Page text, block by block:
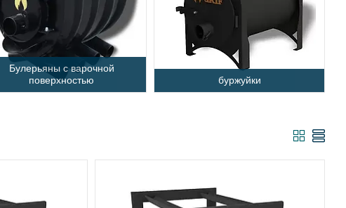
Булерьяны с варочной
поверхностью
буржуйки